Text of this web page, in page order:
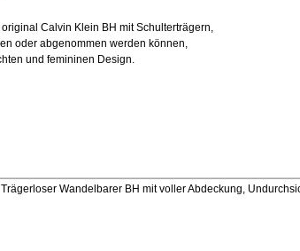
original Calvin Klein BH mit Schulterträgern,
oder abgenommen werden können,
und femininen Design.
Wandelbarer BH mit voller Abdeckung,